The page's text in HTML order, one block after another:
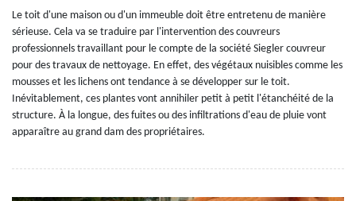
Le toit d'une maison ou d'un immeuble doit être entretenu de manière
sérieuse. Cela va se traduire par l'intervention des couvreurs
professionnels travaillant pour le compte de la société Siegler couvreur
pour des travaux de nettoyage. En effet, des végétaux nuisibles comme les
mousses et les lichens ont tendance à se développer sur le toit.
Inévitablement, ces plantes vont annihiler petit à petit l'étanchéité de la
structure. À la longue, des fuites ou des infiltrations d'eau de pluie vont
apparaître au grand dam des propriétaires.